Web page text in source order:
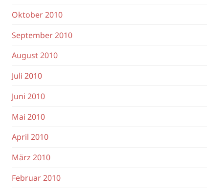
Oktober 2010
September 2010
August 2010
Juli 2010
Juni 2010
Mai 2010
April 2010
März 2010
Februar 2010